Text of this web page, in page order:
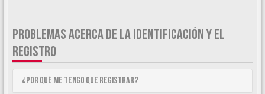
PROBLEMAS ACERCA DE LA IDENTIFICACIÓN Y EL
REGISTRO
¿Por qué me tengo que registrar?